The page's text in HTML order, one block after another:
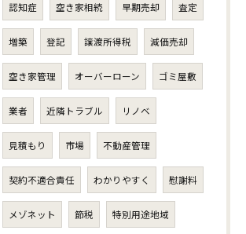
認知症 空き家相続 早期売却 査定
増築 登記 譲渡所得税 減価売却
空き家管理 オーバーローン ゴミ屋敷
業者 近隣トラブル リノベ
見積もり 市場 不動産管理
契約不適合責任 わかりやすく 慰謝料
メゾネット 節税 特別用途地域